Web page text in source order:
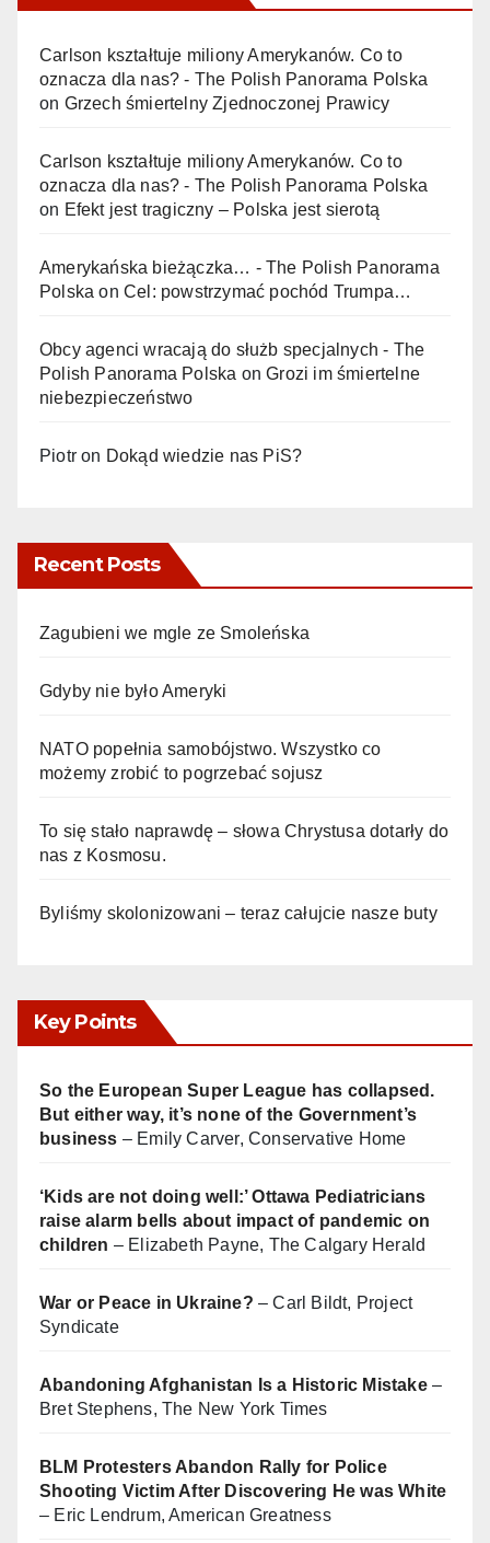
Carlson kształtuje miliony Amerykanów. Co to
oznacza dla nas? - The Polish Panorama Polska
on Grzech śmiertelny Zjednoczonej Prawicy
Carlson kształtuje miliony Amerykanów. Co to
oznacza dla nas? - The Polish Panorama Polska
on Efekt jest tragiczny – Polska jest sierotą
Amerykańska bieżączka… - The Polish Panorama
Polska onCel: powstrzymać pochód Trumpa…
Obcy agenci wracają do służb specjalnych - The
Polish Panorama Polska onGrozi im śmiertelne
niebezpieczeństwo
Piotr on Dokąd wiedzie nas PiS?
Recent Posts
Zagubieni we mgle ze Smoleńska
Gdyby nie było Ameryki
NATO popełnia samobójstwo. Wszystko co
możemy zrobić to pogrzebać sojusz
To się stało naprawdę – słowa Chrystusa dotarły do
nas z Kosmosu.
Byliśmy skolonizowani – teraz całujcie nasze buty
Key Points
So the European Super League has collapsed.
But either way, it’s none of the Government’s
business – Emily Carver, Conservative Home
‘Kids are not doing well:’ Ottawa Pediatricians
raise alarm bells about impact of pandemic on
children – Elizabeth Payne, The Calgary Herald
War or Peace in Ukraine? – Carl Bildt, Project
Syndicate
Abandoning Afghanistan Is a Historic Mistake–
Bret Stephens, The New York Times
BLM Protesters Abandon Rally for Police
Shooting Victim After Discovering He was White
– Eric Lendrum, American Greatness